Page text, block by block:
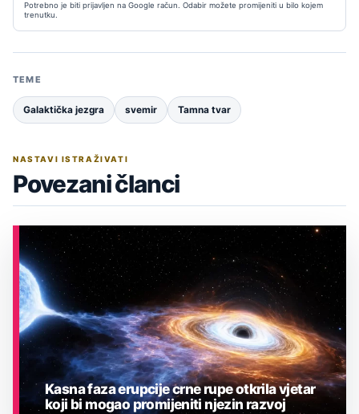
Potrebno je biti prijavljen na Google račun. Odabir možete promijeniti u bilo kojem
trenutku.
TEME
Galaktička jezgra svemir Tamna tvar
NASTAVI ISTRAŽIVATI
Povezani članci
Kasna faza erupcije crne rupe otkrila vjetar
koji bi mogao promijeniti njezin razvoj